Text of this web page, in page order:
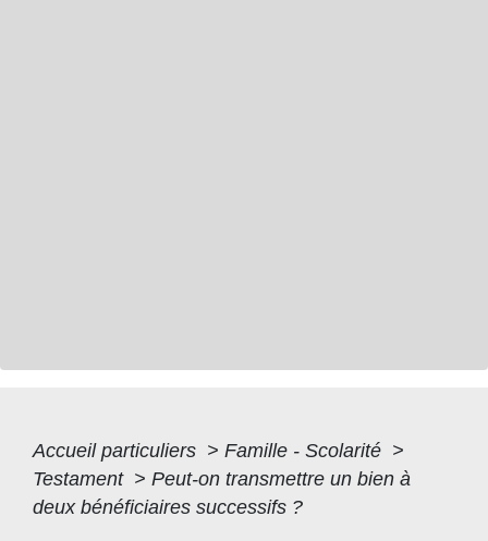
Accueil particuliers > Famille - Scolarité >
Testament > Peut-on transmettre un bien à
deux bénéficiaires successifs ?